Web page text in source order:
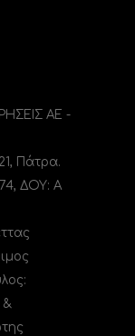
ΑΕ -
Πάτρα.
ΔΟΥ: A